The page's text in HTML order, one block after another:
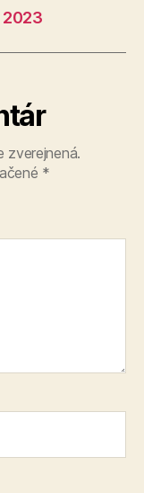
2023
zverejnená.
*